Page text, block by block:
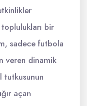
toplulukları bir
sadece futbola
veren dinamik
tutkusunun
açan